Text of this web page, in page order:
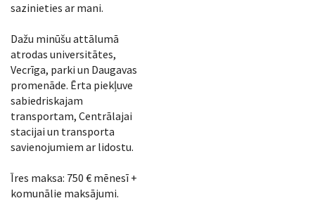
sazinieties ar mani.
Dažu minūšu attālumā
atrodas universitātes,
Vecrīga, parki un Daugavas
promenāde. Ērta piekļuve
sabiedriskajam
transportam, Centrālajai
stacijai un transporta
savienojumiem ar lidostu.
Īres maksa: 750 € mēnesī +
komunālie maksājumi.